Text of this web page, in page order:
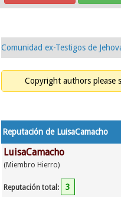
Comunidad ex-Testigos de
Copyright authors please
Reputación de LuisaCamacho
LuisaCamacho
(Miembro Hierro)
Reputación total: 3